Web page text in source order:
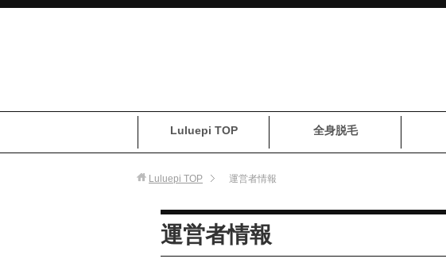
Luluepi TOP 全身脱毛
Luluepi TOP 運営者情報
運営者情報